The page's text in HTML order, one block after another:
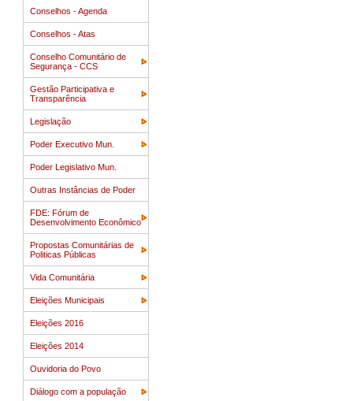
Conselhos - Agenda
Conselhos - Atas
Conselho Comunitário de
Segurança - CCS
Gestão Participativa e
Transparência
Legislação
Poder Executivo Mun.
Poder Legislativo Mun.
Outras Instâncias de Poder
FDE: Fórum de
Desenvolvimento Econômico
Propostas Comunitárias de
Politicas Públicas
Vida Comunitária
Eleições Municipais
Eleições 2016
Eleições 2014
Ouvidoria do Povo
Diálogo com a população